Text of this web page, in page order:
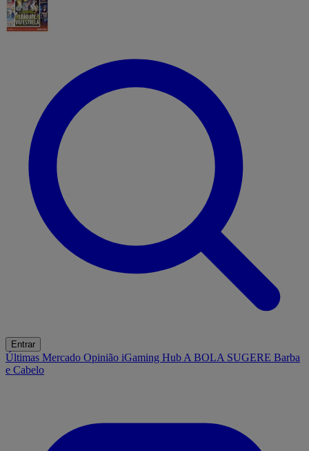
Entrar
Últimas Mercado Opinião iGaming Hub A BOLA SUGERE Barba
e Cabelo